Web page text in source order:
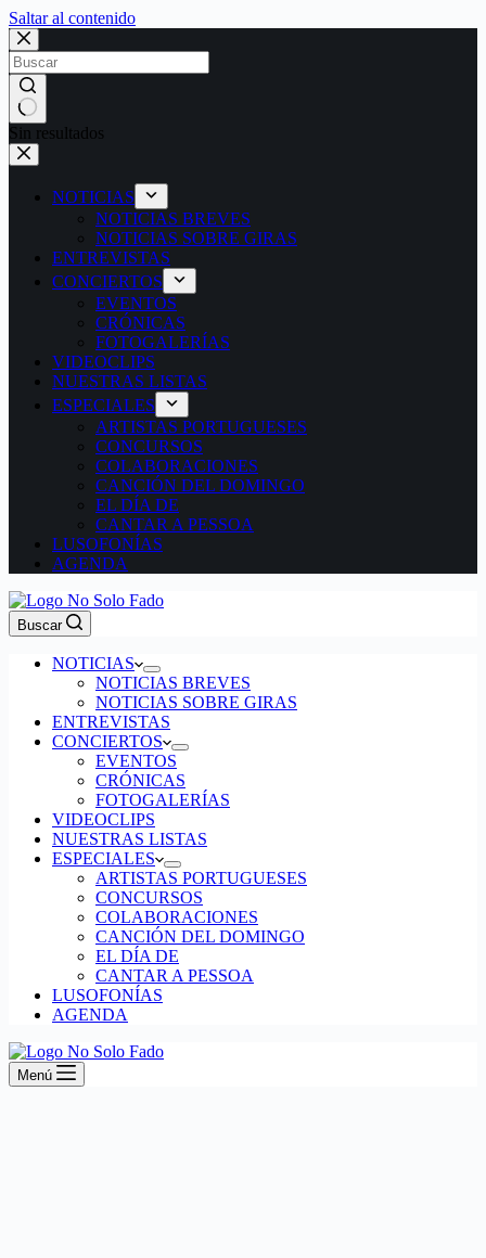
Saltar al contenido
Sin resultados
NOTICIAS
NOTICIAS BREVES
NOTICIAS SOBRE GIRAS
ENTREVISTAS
CONCIERTOS
EVENTOS
CRÓNICAS
FOTOGALERÍAS
VIDEOCLIPS
NUESTRAS LISTAS
ESPECIALES
ARTISTAS PORTUGUESES
CONCURSOS
COLABORACIONES
CANCIÓN DEL DOMINGO
EL DÍA DE
CANTAR A PESSOA
LUSOFONÍAS
AGENDA
Buscar
NOTICIAS
NOTICIAS BREVES
NOTICIAS SOBRE GIRAS
ENTREVISTAS
CONCIERTOS
EVENTOS
CRÓNICAS
FOTOGALERÍAS
VIDEOCLIPS
NUESTRAS LISTAS
ESPECIALES
ARTISTAS PORTUGUESES
CONCURSOS
COLABORACIONES
CANCIÓN DEL DOMINGO
EL DÍA DE
CANTAR A PESSOA
LUSOFONÍAS
AGENDA
Menú